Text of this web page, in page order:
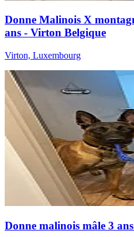
Donne Malinois X
ans - Virton Belgique
Virton, Luxembourg
Donne malinois mâle 3